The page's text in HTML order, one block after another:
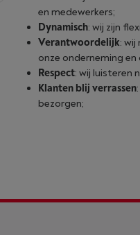
en medewerkers;
Dynamisch: wij zijn
Verantwoordelijk:
onze onderneming en
Respect: wij luisteren
Klanten blij verrassen
bezorgen;